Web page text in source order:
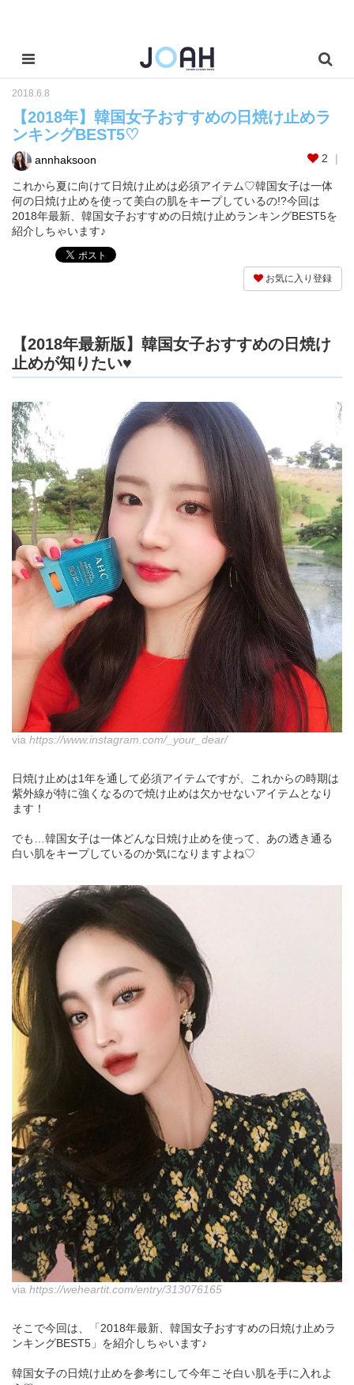
2018.6.8
【2018年】韓国女子おすすめの日焼け止めラ
ンキングBEST5♡
annhaksoon 2
これから夏に向けて日焼け止めは必須アイテム♡韓国女子は一体
何の日焼け止めを使って美白の肌をキープしているの!?今回は
2018年最新、韓国女子おすすめの日焼け止めランキングBEST5を
紹介しちゃいます♪
お気に入り登録
【2018年最新版】韓国女子おすすめの日焼け
止めが知りたい♥
via https://www.instagram.com/_your_dear/
日焼け止めは1年を通して必須アイテムですが、これからの時期は
紫外線が特に強くなるので焼け止めは欠かせないアイテムとなり
ます！
でも…韓国女子は一体どんな日焼け止めを使って、あの透き通る
白い肌をキープしているのか気になりますよね♡
via https://weheartit.com/entry/313076165
そこで今回は、「2018年最新、韓国女子おすすめの日焼け止めラ
ンキングBEST5」を紹介しちゃいます♪
韓国女子の日焼け止めを参考にして今年こそ白い肌を手に入れよ